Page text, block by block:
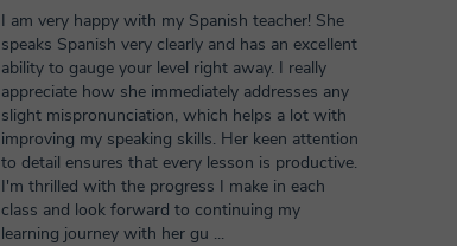
I am very happy with my Spanish teacher! She
speaks Spanish very clearly and has an excellent
ability to gauge your level right away. I really
appreciate how she immediately addresses any
slight mispronunciation, which helps a lot with
improving my speaking skills. Her keen attention
to detail ensures that every lesson is productive.
I'm thrilled with the progress I make in each
class and look forward to continuing my
learning journey with her gu ...